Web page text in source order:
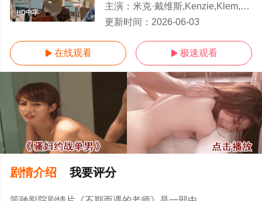
HD中字
主演： 米克·戴维斯,Kenzie,Klem,CJ,Haynes,Salvador,Contreras,Meghan,
更新时间： 2026-06-03
 在线观看  极速观看
剧情介绍 我要评分